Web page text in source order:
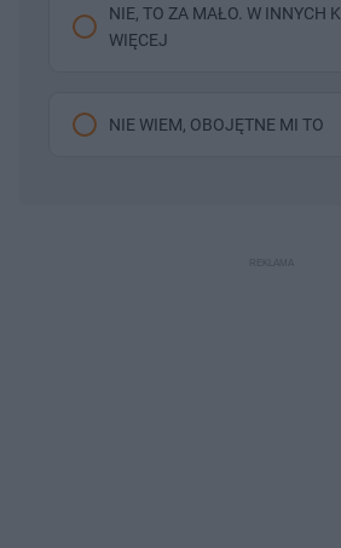
NIE, TO ZA MAŁO. W INNYCH
WIĘCEJ
NIE WIEM, OBOJĘTNE MI TO